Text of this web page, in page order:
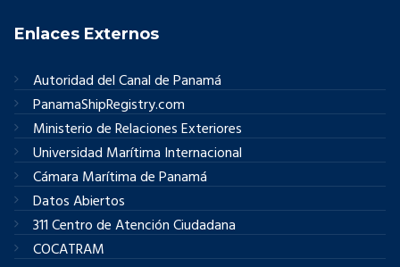
Enlaces Externos
Autoridad del Canal de Panamá
PanamaShipRegistry.com
Ministerio de Relaciones Exteriores
Universidad Marítima Internacional
Cámara Marítima de Panamá
Datos Abiertos
311 Centro de Atención Ciudadana
COCATRAM